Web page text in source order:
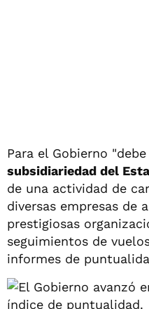
Para el Gobierno
subsidiariedad del
de una actividad de
diversas empresas de
prestigiosas
seguimientos de
informes de